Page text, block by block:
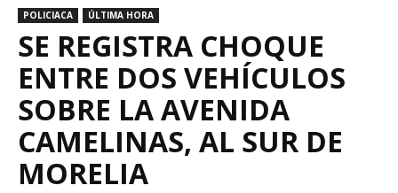
POLICIACA ÚLTIMA HORA
SE REGISTRA CHOQUE
ENTRE DOS VEHÍCULOS
SOBRE LA AVENIDA
CAMELINAS, AL SUR DE
MORELIA